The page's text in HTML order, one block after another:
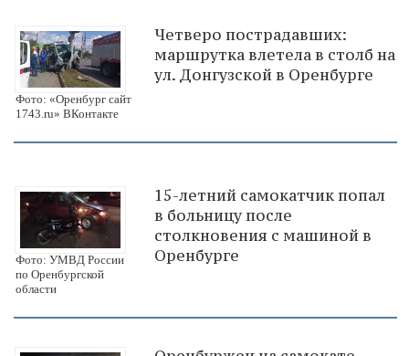
Фото: «Оренбург сайт
1743.ru» ВКонтакте
Четверо пострадавших:
маршрутка влетела в столб на
ул. Донгузской в Оренбурге
Фото: УМВД России
по Оренбургской
области
15-летний самокатчик попал
в больницу после
столкновения с машиной в
Оренбурге